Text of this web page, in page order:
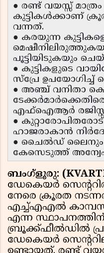
● രണ്ട് വയസ്സ്
കുട്ടികൾക്കാണ്
വന്നത്.
● കരയുന്ന
പൂട്ടിയിടുകയും
● കുട്ടികളുടെ
സ്പ്രേ ഉപയോഗിച്ച്
● അഞ്ച് വനിതാ
എഫ്ഐആർ
● കുറ്റാരോപിതരോട്
ഹാജരാകാൻ
● ചൈൽഡ് ലൈനും
കേസെടുത്ത്
ബംഗ്ളൂരു:
ഡേകെയർ
നേരെ ക്രൂരത
എച്ച്എഎൽ
എന്ന സ്ഥാപനത്തിന്
ബ്രൂക്ക്ഫീൽഡിൽ
ഡേകെയർ